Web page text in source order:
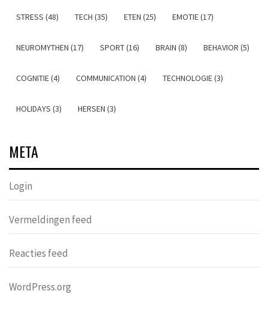
STRESS (48) TECH (35) ETEN (25) EMOTIE (17)
NEUROMYTHEN (17) SPORT (16) BRAIN (8) BEHAVIOR (5)
COGNITIE (4) COMMUNICATION (4) TECHNOLOGIE (3)
HOLIDAYS (3) HERSEN (3)
META
Login
Vermeldingen feed
Reacties feed
WordPress.org